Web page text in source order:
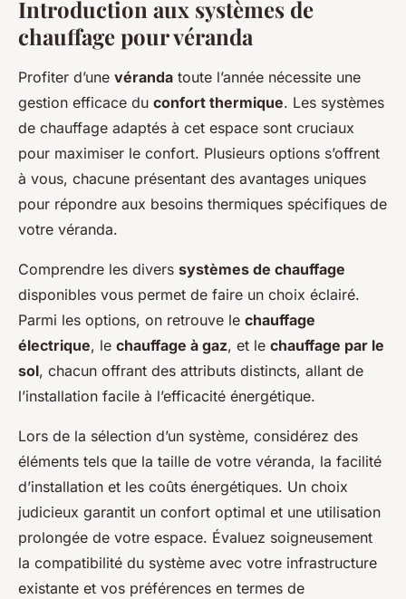
Optimisez votre véranda : le
système de chauffage parfait
pour toutes les saisons !
admin 14 avril 2025 6 min de lecture
Introduction aux systèmes de
chauffage pour véranda
Profiter d’une véranda toute l’année nécessite une
gestion efficace du confort thermique. Les systèmes
de chauffage adaptés à cet espace sont cruciaux
pour maximiser le confort. Plusieurs options s’offrent
à vous, chacune présentant des avantages uniques
pour répondre aux besoins thermiques spécifiques de
votre véranda.
Comprendre les divers systèmes de chauffage
disponibles vous permet de faire un choix éclairé.
Parmi les options, on retrouve le chauffage
électrique, le chauffage à gaz, et le chauffage par le
sol, chacun offrant des attributs distincts, allant de
l’installation facile à l’efficacité énergétique.
Lors de la sélection d’un système, considérez des
éléments tels que la taille de votre véranda, la facilité
d’installation et les coûts énergétiques. Un choix
judicieux garantit un confort optimal et une utilisation
prolongée de votre espace. Évaluez soigneusement
la compatibilité du système avec votre infrastructure
existante et vos préférences en termes de